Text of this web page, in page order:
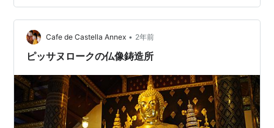
いる様子です。しかも、テーブル数がかなり多いです。
もう、ここでいいかなと思いました。 ＜来ました＞
PowerShot 店頭で「バミーナーム カイ、ピセー」と告げ
ます。小麦粉麺（卵麺）のスープあり、具は鶏肉、大盛
Cafe de Castella Annex • 2年前
ピッサヌロークの仏像鋳造所